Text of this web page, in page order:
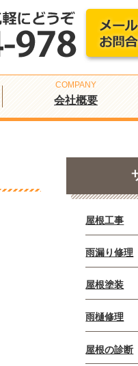
会社概要
屋根工事
雨漏り修理
屋根塗装
雨樋修理
屋根の診断